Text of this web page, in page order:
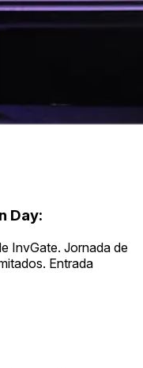
Day:
InvGate. Jornada de
Entrada